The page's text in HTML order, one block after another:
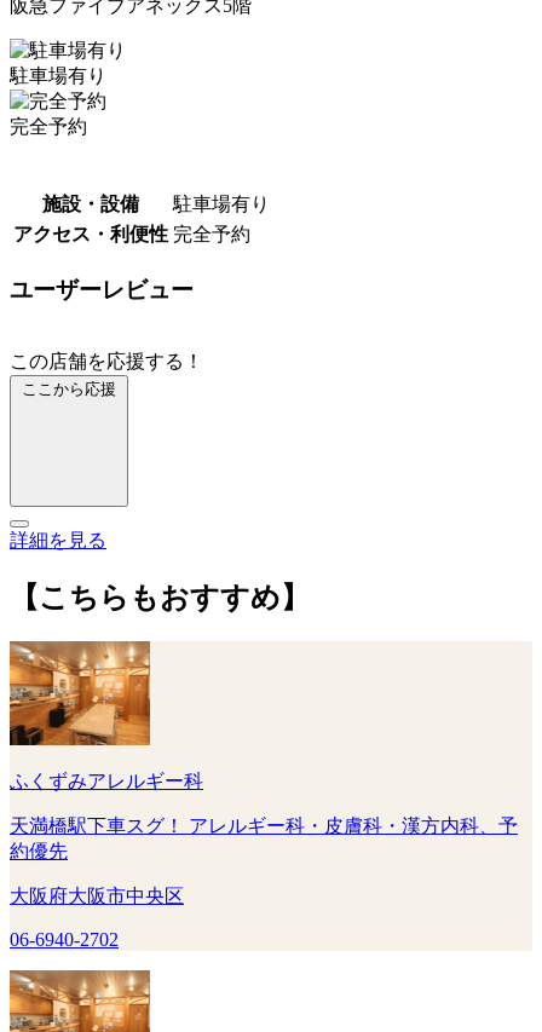
阪急ファイブアネックス5階
駐車場有り
完全予約
施設・設備
駐車場有り
アクセス・利便性 完全予約
ユーザーレビュー
この店舗を応援する！
ここから応援
詳細を見る
【こちらもおすすめ】
ふくずみアレルギー科
天満橋駅下車スグ！ アレルギー科・皮膚科・漢方内科、予
約優先
大阪府大阪市中央区
06-6940-2702